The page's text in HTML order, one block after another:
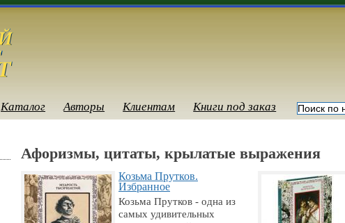
Каталог Авторы Клиентам Книги под заказ
Афоризмы, цитаты, крылатые выражения
Козьма Прутков.
Избранное
Козьма Прутков - одна из
самых удивительных